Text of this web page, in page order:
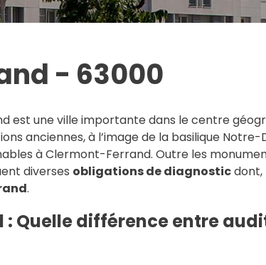
- 63000
une ville importante dans le centre
anciennes, à l’image de la basilique
à Clermont-Ferrand. Outre les
diverses obligations de diagnosticdont,
.
Quelle différence entre